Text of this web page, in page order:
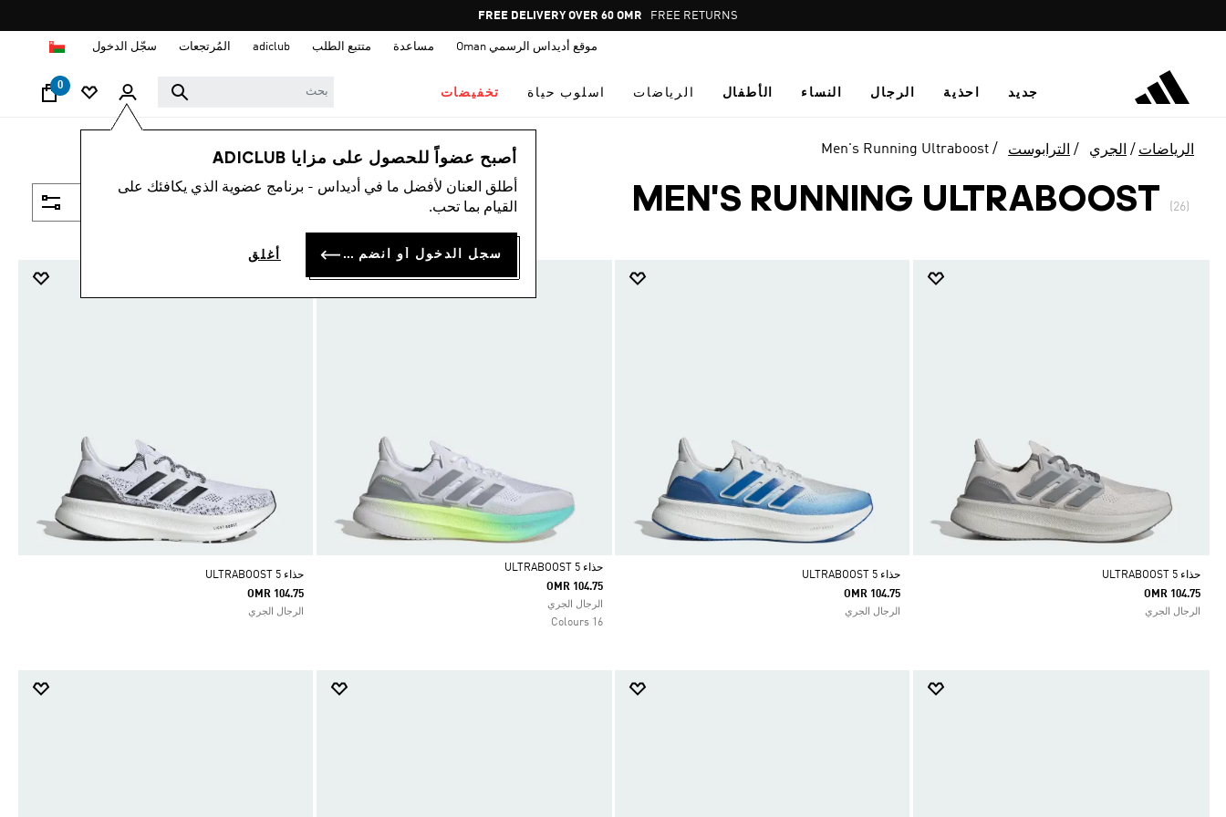
Pause
promotion
FREE RETURNS
موقع أديداس الرسمي Oman مساعدة متتبع الطلب adiclub المُرتجعات سجّل الدخول
جديد احذية الرجال النساء الأطفال الرياضات اسلوب حياة تخفيضات
0
أصبح عضواً للحصول على مزايا ADICLUB
أطلق العنان لأفضل ما في أديداس - برنامج عضوية الذي يكافئك على
القيام بما تحب.
سجل الدخول أو انضم الآن أغلق
الرياضات الجري الترابوست Men's Running Ultraboost
MEN'S RUNNING ULTRABOOST (26)
حذاء ULTRABOOST 5
OMR 104.75
الرجال الجري
حذاء ULTRABOOST 5
OMR 104.75
الرجال الجري
Selected
حذاء ULTRABOOST 5
OMR 104.75
الرجال الجري
16 Colours
حذاء ULTRABOOST 5
OMR 104.75
الرجال الجري